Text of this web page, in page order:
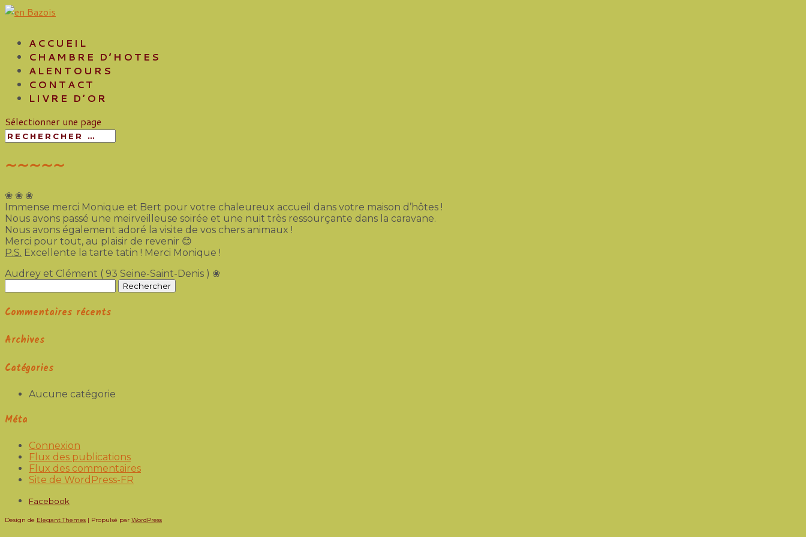
ACCUEIL
CHAMBRE D’HOTES
ALENTOURS
CONTACT
LIVRE D’OR
Sélectionner une page
∼∼∼∼∼
❀ ❀ ❀
Immense merci Monique et Bert pour votre chaleureux accueil dans votre maison d’hôtes !
Nous avons passé une meirveilleuse soirée et une nuit très ressourçante dans la caravane.
Nous avons également adoré la visite de vos chers animaux !
Merci pour tout, au plaisir de revenir 😊
P.S. Excellente la tarte tatin ! Merci Monique !
Audrey et Clément ( 93 Seine-Saint-Denis ) ❀
Commentaires récents
Archives
Catégories
Aucune catégorie
Méta
Connexion
Flux des publications
Flux des commentaires
Site de WordPress-FR
Facebook
Design de Elegant Themes | Propulsé par WordPress